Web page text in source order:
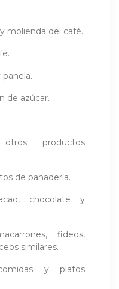
molienda del café.
de azúcar.
productos
de panadería.
chocolate y
fideos,
similares.
y platos